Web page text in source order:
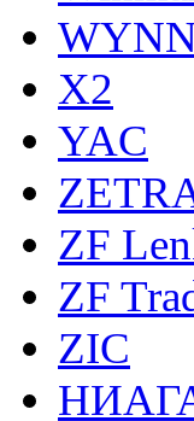
X2
YAC
ZF
ZF
ZIC